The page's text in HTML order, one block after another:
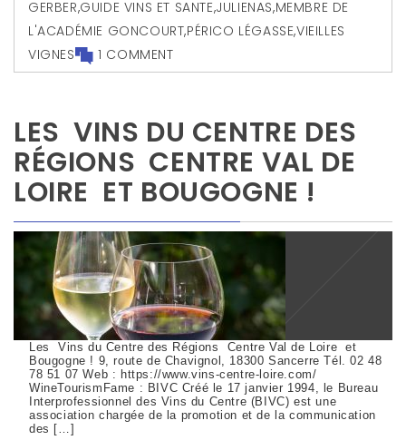
GERBER,GUIDE VINS ET SANTE,JULIENAS,MEMBRE DE
L'ACADÉMIE GONCOURT,PÉRICO LÉGASSE,VIEILLES
VIGNES
1 COMMENT
LES VINS DU CENTRE DES
RÉGIONS CENTRE VAL DE
LOIRE ET BOUGOGNE !
Les Vins du Centre des Régions Centre Val de Loire et
Bougogne ! 9, route de Chavignol, 18300 Sancerre Tél. 02 48
78 51 07 Web : https://www.vins-centre-loire.com/
WineTourismFame : BIVC Créé le 17 janvier 1994, le Bureau
Interprofessionnel des Vins du Centre (BIVC) est une
association chargée de la promotion et de la communication
des […]